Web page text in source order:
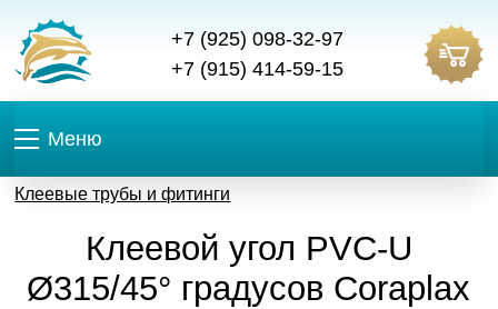
+7 (925) 098-32-97
+7 (915) 414-59-15
Меню
Клеевые трубы и фитинги
Клеевой угол PVC-U
Ø315/45° градусов Coraplax